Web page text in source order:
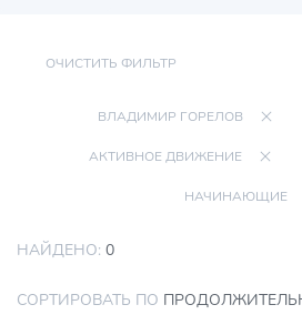
ОЧИСТИТЬ ФИЛЬТР
ВЛАДИМИР ГОРЕЛОВ
АКТИВНОЕ ДВИЖЕНИЕ
НАЧИНАЮЩИЕ
НАЙДЕНО: 0
СОРТИРОВАТЬ ПО